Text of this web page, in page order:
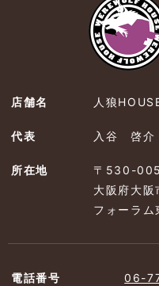
店舗名 人狼
代表 入谷 啓介
所在地
〒530-
大阪府大
フォーラ
電話番号 06-